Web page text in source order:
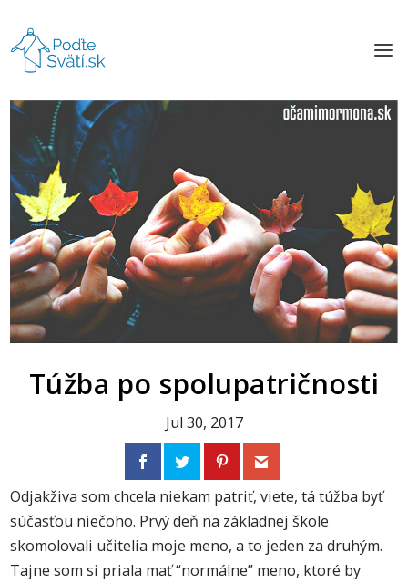
Túžba po spolupatričnosti
Jul 30, 2017
Odjakživa som chcela niekam patriť, viete, tá túžba byť
súčasťou niečoho. Prvý deň na základnej škole
skomolovali učitelia moje meno, a to jeden za druhým.
Tajne som si priala mať “normálne” meno, ktoré by